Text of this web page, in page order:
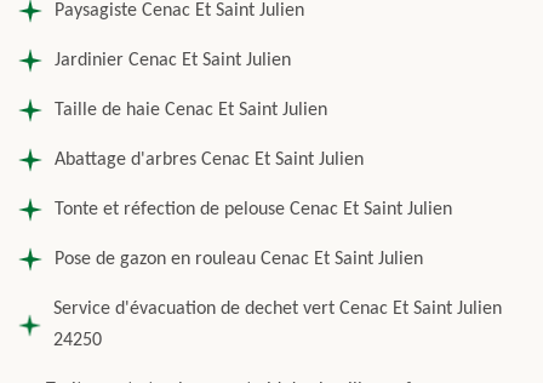
Paysagiste Cenac Et Saint Julien
Jardinier Cenac Et Saint Julien
Taille de haie Cenac Et Saint Julien
Abattage d'arbres Cenac Et Saint Julien
Tonte et réfection de pelouse Cenac Et Saint Julien
Pose de gazon en rouleau Cenac Et Saint Julien
Service d'évacuation de dechet vert Cenac Et Saint Julien
24250